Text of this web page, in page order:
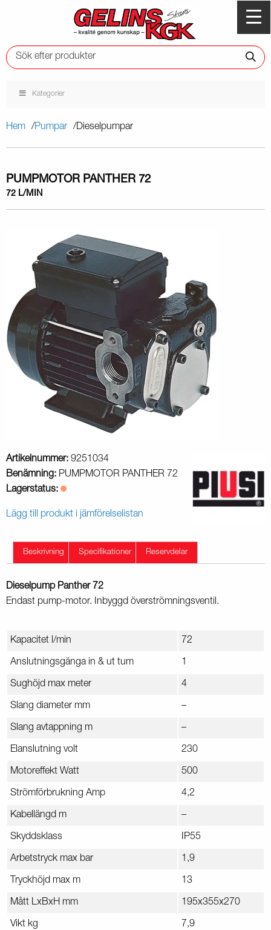
Kategorier
Hem Pumpar Dieselpumpar
PUMPMOTOR PANTHER 72
72 L/MIN
Artikelnummer: 9251034
Benämning: PUMPMOTOR PANTHER 72
Lagerstatus:
Lägg till produkt i jämförelselistan
Beskrivning Specifikationer Reservdelar
Dieselpump Panther 72
Endast pump-motor. Inbyggd överströmningsventil.
Kapacitet l/min 72
Anslutningsgänga in & ut tum 1
Sughöjd max meter 4
Slang diameter mm –
Slang avtappning m –
Elanslutning volt 230
Motoreffekt Watt 500
Strömförbrukning Amp 4,2
Kabellängd m –
Skyddsklass IP55
Arbetstryck max bar 1,9
Tryckhöjd max m 13
Mått LxBxH mm 195x355x270
Vikt kg 7,9